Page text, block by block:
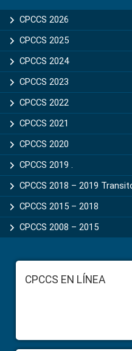
Sidebar
CPCCS 2026
CPCCS 2025
CPCCS 2024
CPCCS 2023
CPCCS 2022
CPCCS 2021
CPCCS 2020
CPCCS 2019 .
CPCCS 2018 – 2019
CPCCS 2015 – 2018
CPCCS 2008 – 2015
FooterCPCCS EN LÍNEA